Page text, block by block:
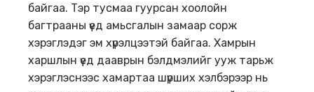
байгаа. Тэр тусмаа гуурсан хоолойн
багтрааны үед амьсгалын замаар сорж
хэрэглэдэг эм хүрэлцээтэй байгаа. Хамрын
харшлын үед дааврын бэлдмэлийг ууж тарьж
хэрэглэснээс хамартаа шүрших хэлбэрээр нь